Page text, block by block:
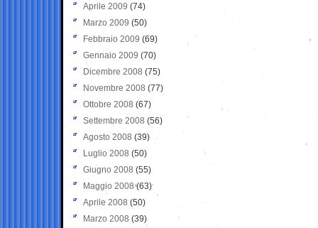
Aprile 2009 (74)
Marzo 2009 (50)
Febbraio 2009 (69)
Gennaio 2009 (70)
Dicembre 2008 (75)
Novembre 2008 (77)
Ottobre 2008 (67)
Settembre 2008 (56)
Agosto 2008 (39)
Luglio 2008 (50)
Giugno 2008 (55)
Maggio 2008(63)
Aprile 2008 (50)
Marzo 2008 (39)